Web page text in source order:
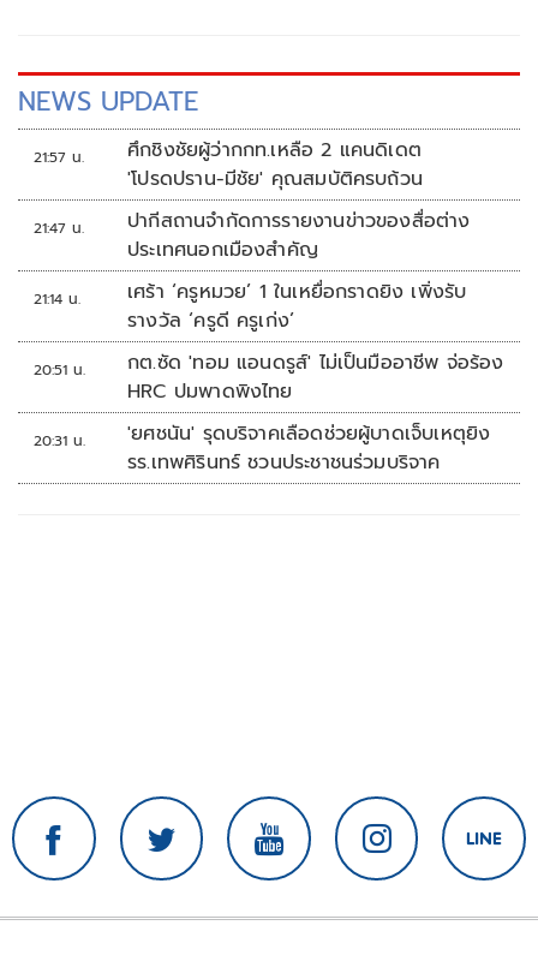
NEWS UPDATE
21:57 น.
ศึกชิงชัยผู้ว่ากกท.เหลือ 2 แคนดิเดต
'โปรดปราน-มีชัย' คุณสมบัติครบถ้วน
21:47 น.
ปากีสถานจำกัดการรายงานข่าวของสื่อต่าง
ประเทศนอกเมืองสำคัญ
21:14 น.
เศร้า ‘ครูหมวย’ 1 ในเหยื่อกราดยิง เพิ่งรับ
รางวัล ‘ครูดี ครูเก่ง’
20:51 น.
กต.ซัด 'ทอม แอนดรูส์' ไม่เป็นมืออาชีพ จ่อร้อง
HRC ปมพาดพิงไทย
20:31 น.
'ยศชนัน' รุดบริจาคเลือดช่วยผู้บาดเจ็บเหตุยิง
รร.เทพศิรินทร์ ชวนประชาชนร่วมบริจาค